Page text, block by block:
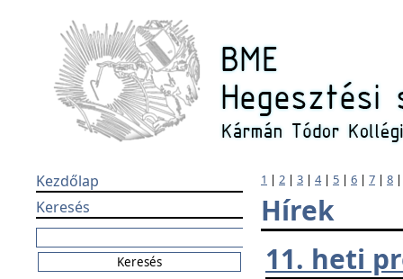
Kezdőlap
Keresés
1 | 2 | 3 | 4| 5 | 6 | 7 | 8
Hírek
11. heti